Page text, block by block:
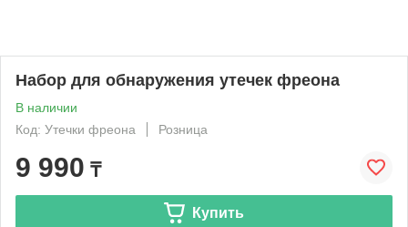
Набор для обнаружения утечек фреона
В наличии
Код: Утечки фреона
Розница
9 990 ₸
Купить